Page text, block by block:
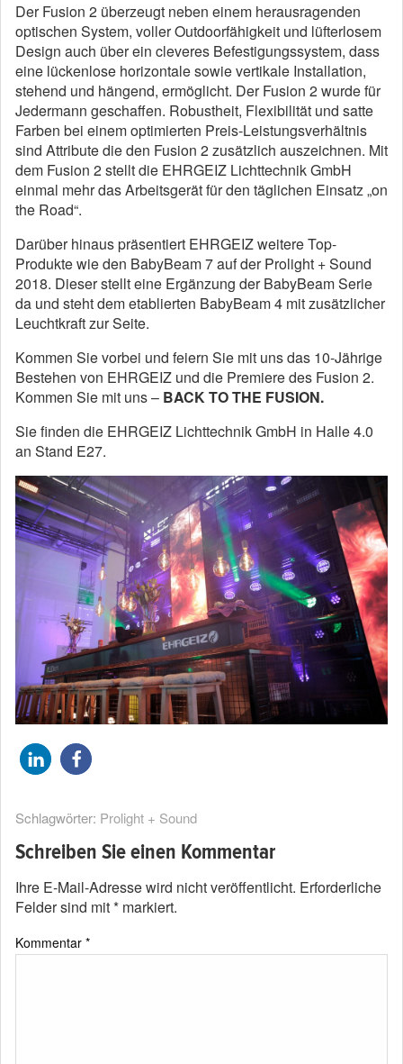
Der Fusion 2 überzeugt neben einem herausragenden
optischen System, voller Outdoorfähigkeit und lüfterlosem
Design auch über ein cleveres Befestigungssystem, dass
eine lückenlose horizontale sowie vertikale Installation,
stehend und hängend, ermöglicht. Der Fusion 2 wurde für
Jedermann geschaffen. Robustheit, Flexibilität und satte
Farben bei einem optimierten Preis-Leistungsverhältnis
sind Attribute die den Fusion 2 zusätzlich auszeichnen. Mit
dem Fusion 2 stellt die EHRGEIZ Lichttechnik GmbH
einmal mehr das Arbeitsgerät für den täglichen Einsatz „on
the Road“.
Darüber hinaus präsentiert EHRGEIZ weitere Top-
Produkte wie den BabyBeam 7 auf der Prolight + Sound
2018. Dieser stellt eine Ergänzung der BabyBeam Serie
da und steht dem etablierten BabyBeam 4 mit zusätzlicher
Leuchtkraft zur Seite.
Kommen Sie vorbei und feiern Sie mit uns das 10-Jährige
Bestehen von EHRGEIZ und die Premiere des Fusion 2.
Kommen Sie mit uns – BACK TO THE FUSION.
Sie finden die EHRGEIZ Lichttechnik GmbH in Halle 4.0
an Stand E27.
Schlagwörter: Prolight + Sound
Schreiben Sie einen Kommentar
Ihre E-Mail-Adresse wird nicht veröffentlicht. Erforderliche
Felder sind mit* markiert.
Kommentar *